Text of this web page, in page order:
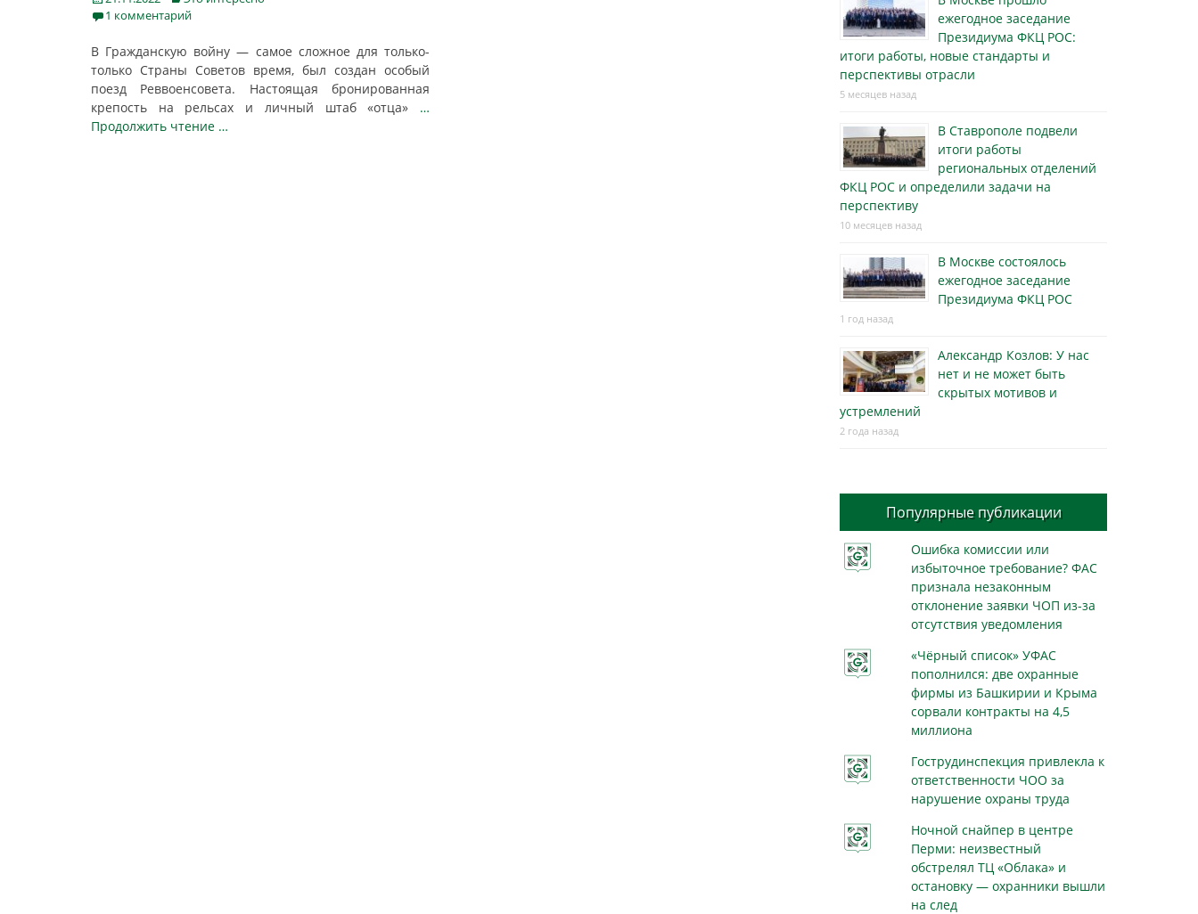
on1 комментарий
В Гражданскую войну — самое сложное для только-
только Страны Советов время, был создан особый
поезд Реввоенсовета. Настоящая бронированная
крепость на рельсах и личный штаб «отца» …
Продолжить чтение …
ежегодное заседание
Президиума ФКЦ РОС:
итоги работы, новые стандарты и
перспективы отрасли
5 месяцев назад
В Ставрополе подвели
итоги работы
региональных отделений
ФКЦ РОС и определили задачи на
перспективу
10 месяцев назад
В Москве состоялось
ежегодное заседание
Президиума ФКЦ РОС
1 год назад
Александр Козлов: У нас
нет и не может быть
скрытых мотивов и
устремлений
2 года назад
Популярные публикации
Ошибка комиссии или
избыточное требование? ФАС
признала незаконным
отклонение заявки ЧОП из-за
отсутствия уведомления
«Чёрный список» УФАС
пополнился: две охранные
фирмы из Башкирии и Крыма
сорвали контракты на 4,5
миллиона
Гострудинспекция привлекла к
ответственности ЧОО за
нарушение охраны труда
Ночной снайпер в центре
Перми: неизвестный
обстрелял ТЦ «Облака» и
остановку — охранники вышли
на след